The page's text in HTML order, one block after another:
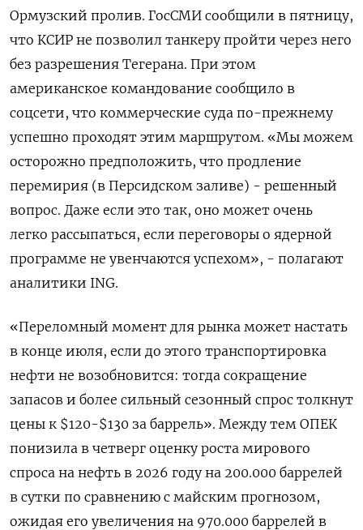
Ормузский пролив. ГосСМИ сообщили в пятницу,
что КСИР не позволил танкеру пройти через него
без разрешения Тегерана. ​При этом
американское командование ​сообщило в
соцсети, что коммерческие ‌суда по-прежнему
успешно проходят этим маршрутом. «Мы можем
осторожно предположить, что продление
перемирия (в Персидском ​заливе) - решенный
вопрос. Даже если это так, оно может очень
легко рассыпаться, если переговоры о ядерной
программе не увенчаются успехом», - полагают
аналитики ING.
«Переломный момент для рынка может настать
в конце июля, если до этого транспортировка
нефти не возобновится: тогда сокращение
запасов и более сильный сезонный спрос толкнут
цены к $120-$130 за баррель». Между тем ОПЕК
понизила в четверг ​оценку роста мирового
спроса на нефть ⁠в 2026 году на 200.000 баррелей
в сутки по сравнению с майским прогнозом,
ожидая его увеличения на ‌970.000 баррелей в